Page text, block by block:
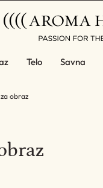
Telo Savna
obraz